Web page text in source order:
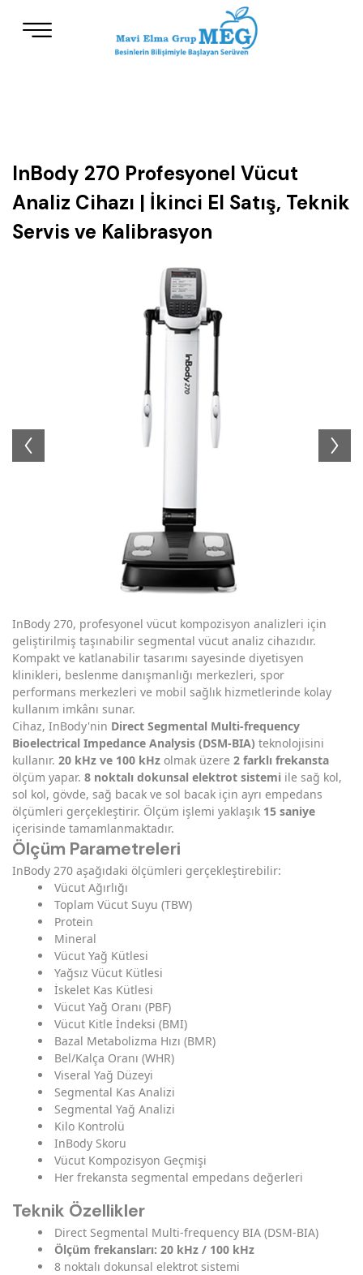
InBody 270 Profesyonel Vücut
Analiz Cihazı | İkinci El Satış, Teknik
Servis ve Kalibrasyon
InBody 270, profesyonel vücut kompozisyon analizleri için
geliştirilmiş taşınabilir segmental vücut analiz cihazıdır.
Kompakt ve katlanabilir tasarımı sayesinde diyetisyen
klinikleri, beslenme danışmanlığı merkezleri, spor
performans merkezleri ve mobil sağlık hizmetlerinde kolay
kullanım imkânı sunar.
Cihaz, InBody'nin Direct Segmental Multi-frequency
Bioelectrical Impedance Analysis (DSM-BIA) teknolojisini
kullanır. 20 kHz ve 100 kHz olmak üzere 2 farklı frekansta
ölçüm yapar. 8 noktalı dokunsal elektrot sistemi ile sağ kol,
sol kol, gövde, sağ bacak ve sol bacak için ayrı empedans
ölçümleri gerçekleştirir. Ölçüm işlemi yaklaşık 15 saniye
içerisinde tamamlanmaktadır.
Ölçüm Parametreleri
InBody 270 aşağıdaki ölçümleri gerçekleştirebilir:
Vücut Ağırlığı
Toplam Vücut Suyu (TBW)
Protein
Mineral
Vücut Yağ Kütlesi
Yağsız Vücut Kütlesi
İskelet Kas Kütlesi
Vücut Yağ Oranı (PBF)
Vücut Kitle İndeksi (BMI)
Bazal Metabolizma Hızı (BMR)
Bel/Kalça Oranı (WHR)
Viseral Yağ Düzeyi
Segmental Kas Analizi
Segmental Yağ Analizi
Kilo Kontrolü
InBody Skoru
Vücut Kompozisyon Geçmişi
Her frekansta segmental empedans değerleri
Teknik Özellikler
Direct Segmental Multi-frequency BIA (DSM-BIA)
Ölçüm frekansları: 20 kHz / 100 kHz
8 noktalı dokunsal elektrot sistemi